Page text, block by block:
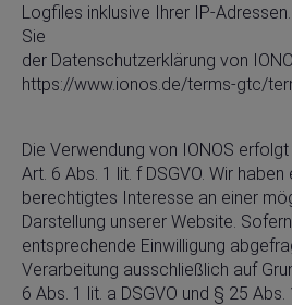
Logfiles inklusive Ihrer IP-
Sie
der Datenschutzerklärung von
https://www.ionos.de/terms-gtc/
Die Verwendung von IONOS
Art. 6 Abs. 1 lit. f DSGVO. Wir haben
berechtigtes Interesse an einer
Darstellung unserer Website.
entsprechende Einwilligung
Verarbeitung ausschließlich auf
6 Abs. 1 lit. a DSGVO und § 25